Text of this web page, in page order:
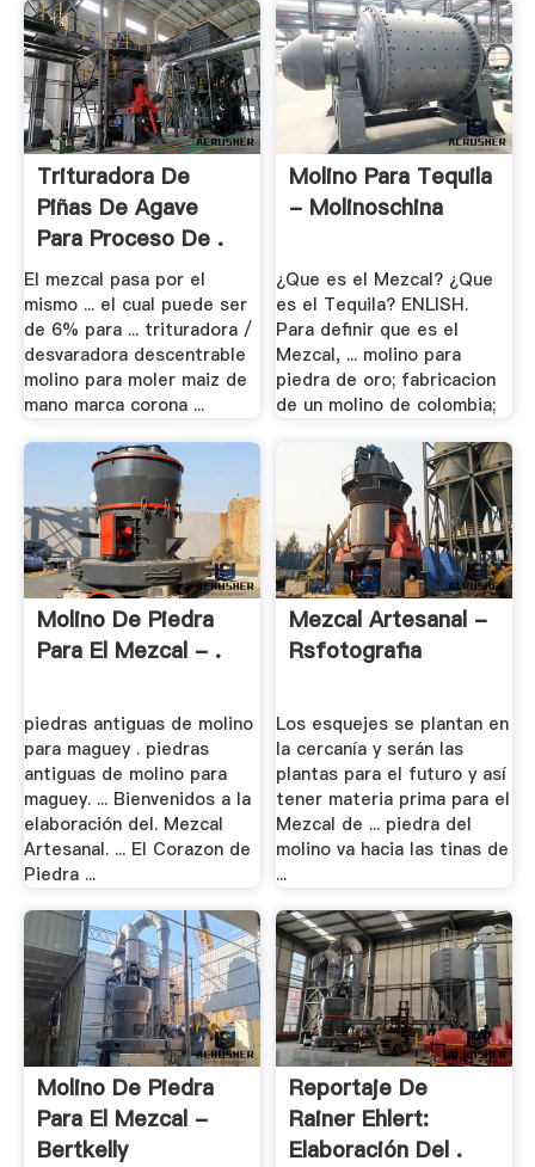
Trituradora De
Piñas De Agave
Para Proceso De .
El mezcal pasa por el
mismo ... el cual puede ser
de 6% para ... trituradora /
desvaradora descentrable
molino para moler maiz de
mano marca corona ...
Molino Para Tequila
- Molinoschina
¿Que es el Mezcal? ¿Que
es el Tequila? ENLISH.
Para definir que es el
Mezcal, ... molino para
piedra de oro; fabricacion
de un molino de colombia;
Molino De Piedra
Para El Mezcal - .
piedras antiguas de molino
para maguey . piedras
antiguas de molino para
maguey. ... Bienvenidos a la
elaboración del. Mezcal
Artesanal. ... El Corazon de
Piedra ...
Mezcal Artesanal -
Rsfotografia
Los esquejes se plantan en
la cercanía y serán las
plantas para el futuro y así
tener materia prima para el
Mezcal de ... piedra del
molino va hacia las tinas de
...
Molino De Piedra
Para El Mezcal -
Bertkelly
Reportaje De
Rainer Ehlert:
Elaboración Del .